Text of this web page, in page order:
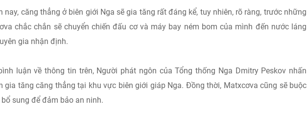
nay, căng thẳng ở biên giới Nga sẽ gia tăng rất đáng kể, tuy nhiên, rõ ràng, trước những
chắc chắn sẽ chuyển chiến đấu cơ và máy bay ném bom của mình đến nước láng
gia nhận định.
luận về thông tin trên, Người phát ngôn của Tổng thống Nga Dmitry Peskov nhấn
gia tăng căng thẳng tại khu vực biên giới giáp Nga. Đồng thời, Matxcơva cũng sẽ buộc
sung để đảm bảo an ninh.